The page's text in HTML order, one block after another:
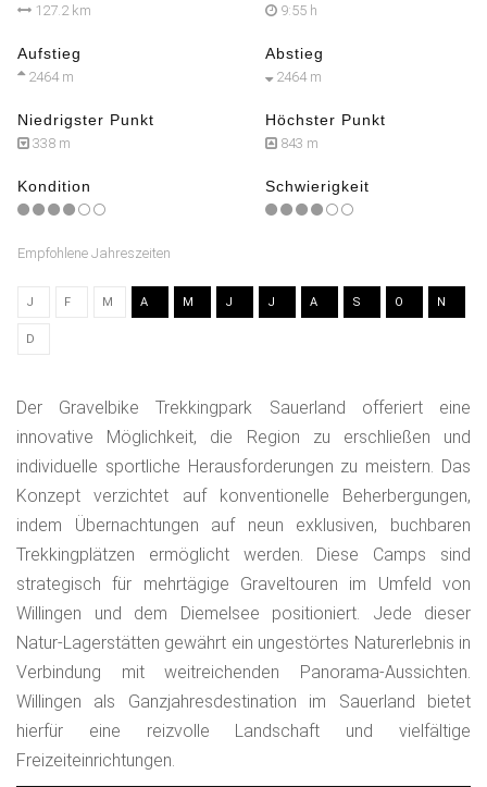
127.2 km 9:55 h
Aufstieg
2464 m
Abstieg
2464 m
Niedrigster Punkt
338 m
Höchster Punkt
843 m
Kondition Schwierigkeit
Empfohlene Jahreszeiten
J F M A M J J A S O N
D
Der Gravelbike Trekkingpark Sauerland offeriert eine
innovative Möglichkeit, die Region zu erschließen und
individuelle sportliche Herausforderungen zu meistern. Das
Konzept verzichtet auf konventionelle Beherbergungen,
indem Übernachtungen auf neun exklusiven, buchbaren
Trekkingplätzen ermöglicht werden. Diese Camps sind
strategisch für mehrtägige Graveltouren im Umfeld von
Willingen und dem Diemelsee positioniert. Jede dieser
Natur-Lagerstätten gewährt ein ungestörtes Naturerlebnis in
Verbindung mit weitreichenden Panorama-Aussichten.
Willingen als Ganzjahresdestination im Sauerland bietet
hierfür eine reizvolle Landschaft und vielfältige
Freizeiteinrichtungen.